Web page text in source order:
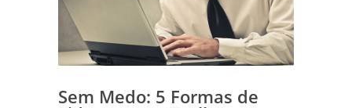
Sem Medo: 5 Formas de